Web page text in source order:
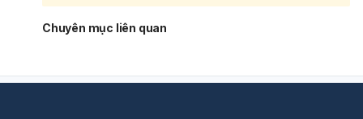
phụ khoa để kiểm tra nguyên nhân như rối loạn nội tiết,
stress, thay đổi cân nặng, thiếu ngủ hoặc các vấn đề
Chuyên mục liên quan